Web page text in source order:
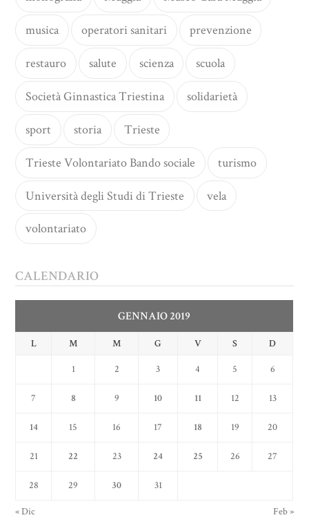
musica operatori sanitari prevenzione
restauro salute scienza scuola
Società Ginnastica Triestina solidarietà
sport storia Trieste
Trieste Volontariato Bando sociale turismo
Università degli Studi di Trieste vela
volontariato
CALENDARIO
GENNAIO 2019
L M M G V S D
1 2 3 4 5 6
7 8 9 10 11 12 13
14 15 16 17 18 19 20
21 22 23 24 25 26 27
28 29 30 31
« Dic Feb »